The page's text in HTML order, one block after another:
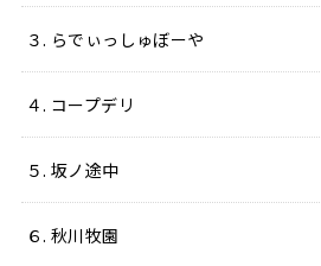
３. らでぃっしゅぼーや
４. コープデリ
５. 坂ノ途中
６. 秋川牧園